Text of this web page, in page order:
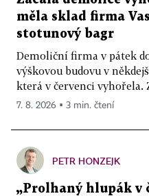
měla sklad firma
stotunový bagr
Demoliční firma v pátek
výškovou budovu v
která v červenci vyhořela.
7. 8. 2026 ▪ 3 min. čtení
PETR HONZEJK
„Prolhaný hlupák v